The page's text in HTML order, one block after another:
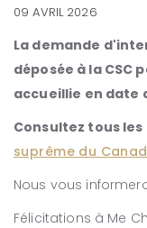
09 AVRIL 2026
La demande
déposée à la CSC
accueillie en date
Consultez tous
suprême du
Nous vous
Félicitations à Me